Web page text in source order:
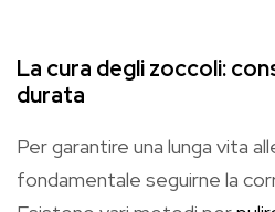
La cura degli zoccoli:
durata
Per garantire una lunga vita
fondamentale seguirne la